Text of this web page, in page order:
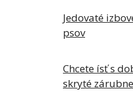
Jedovaté
psov
Chcete ísť s
skryté